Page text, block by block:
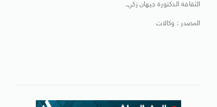
الثقافة الدكتورة جيهان زكي.
المصدر : وكالات